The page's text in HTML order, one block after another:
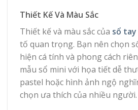
Thiết Kế Và Màu Sắc
Thiết kế và màu sắc của sổ
tố quan trọng. Bạn nên chọn
hiện cá tính và phong cách
mẫu sổ mini với họa tiết dễ
pastel hoặc hình ảnh ngộ
chọn ưa thích của nhiều người.